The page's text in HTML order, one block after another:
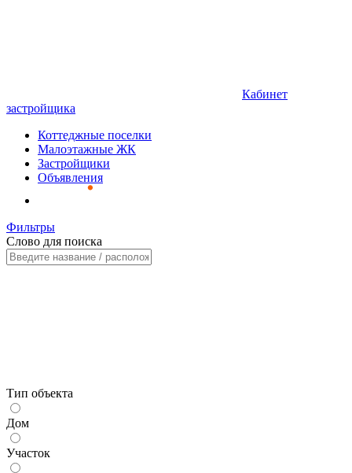
Кабинет
застройщика
Коттеджные поселки
Малоэтажные ЖК
Застройщики
Объявления
Фильтры
Слово для поиска
Тип объекта
Дом
Участок